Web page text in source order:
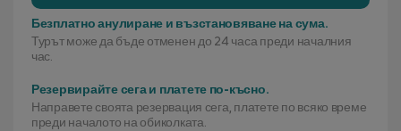
Безплатно анулиране и възстановяване на сума.
Турът може да бъде отменен до 24 часа преди началния
час.
Резервирайте сега и платете по-късно.
Направете своята резервация сега, платете по всяко време
преди началото на обиколката.